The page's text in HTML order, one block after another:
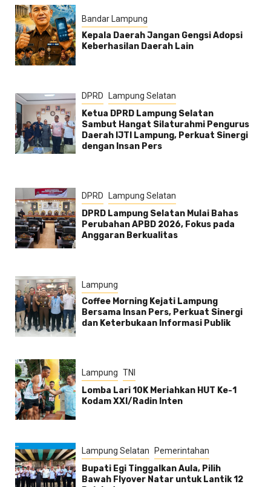
Bandar Lampung
Kepala Daerah Jangan Gengsi Adopsi
Keberhasilan Daerah Lain
DPRD Lampung Selatan
Ketua DPRD Lampung Selatan
Sambut Hangat Silaturahmi Pengurus
Daerah IJTI Lampung, Perkuat Sinergi
dengan Insan Pers
DPRD Lampung Selatan
DPRD Lampung Selatan Mulai Bahas
Perubahan APBD 2026, Fokus pada
Anggaran Berkualitas
Lampung
Coffee Morning Kejati Lampung
Bersama Insan Pers, Perkuat Sinergi
dan Keterbukaan Informasi Publik
Lampung TNI
Lomba Lari 10K Meriahkan HUT Ke-1
Kodam XXI/Radin Inten
Lampung Selatan Pemerintahan
Bupati Egi Tinggalkan Aula, Pilih
Bawah Flyover Natar untuk Lantik 12